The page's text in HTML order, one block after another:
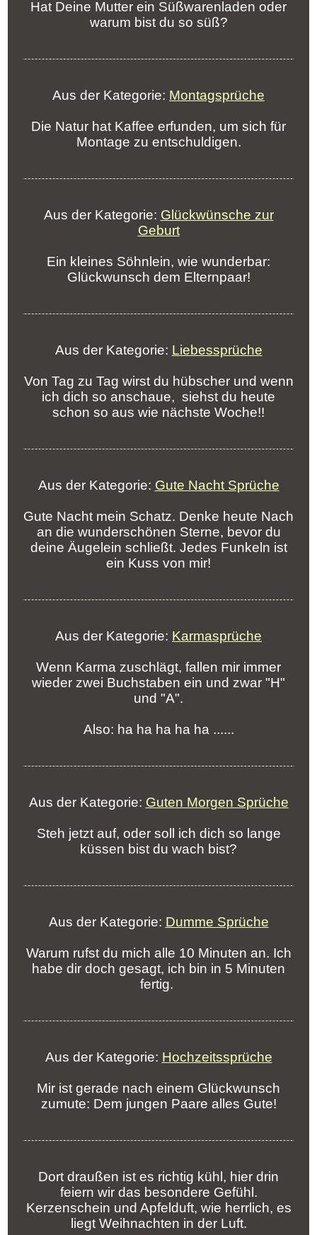
Hat Deine Mutter ein Süßwarenladen oder
warum bist du so süß?
Aus der Kategorie: Montagsprüche
Die Natur hat Kaffee erfunden, um sich für
Montage zu entschuldigen.
Aus der Kategorie: Glückwünsche zur
Geburt
Ein kleines Söhnlein, wie wunderbar:
Glückwunsch dem Elternpaar!
Aus der Kategorie: Liebessprüche
Von Tag zu Tag wirst du hübscher und wenn
ich dich so anschaue, siehst du heute
schon so aus wie nächste Woche!!
Aus der Kategorie: Gute Nacht Sprüche
Gute Nacht mein Schatz. Denke heute Nach
an die wunderschönen Sterne, bevor du
deine Äugelein schließt. Jedes Funkeln ist
ein Kuss von mir!
Aus der Kategorie: Karmasprüche
Wenn Karma zuschlägt, fallen mir immer
wieder zwei Buchstaben ein und zwar "H"
und "A".
Also: ha ha ha ha ha ......
Aus der Kategorie: Guten Morgen Sprüche
Steh jetzt auf, oder soll ich dich so lange
küssen bist du wach bist?
Aus der Kategorie: Dumme Sprüche
Warum rufst du mich alle 10 Minuten an. Ich
habe dir doch gesagt, ich bin in 5 Minuten
fertig.
Aus der Kategorie: Hochzeitssprüche
Mir ist gerade nach einem Glückwunsch
zumute: Dem jungen Paare alles Gute!
Dort draußen ist es richtig kühl, hier drin
feiern wir das besondere Gefühl.
Kerzenschein und Apfelduft, wie herrlich, es
liegt Weihnachten in der Luft.